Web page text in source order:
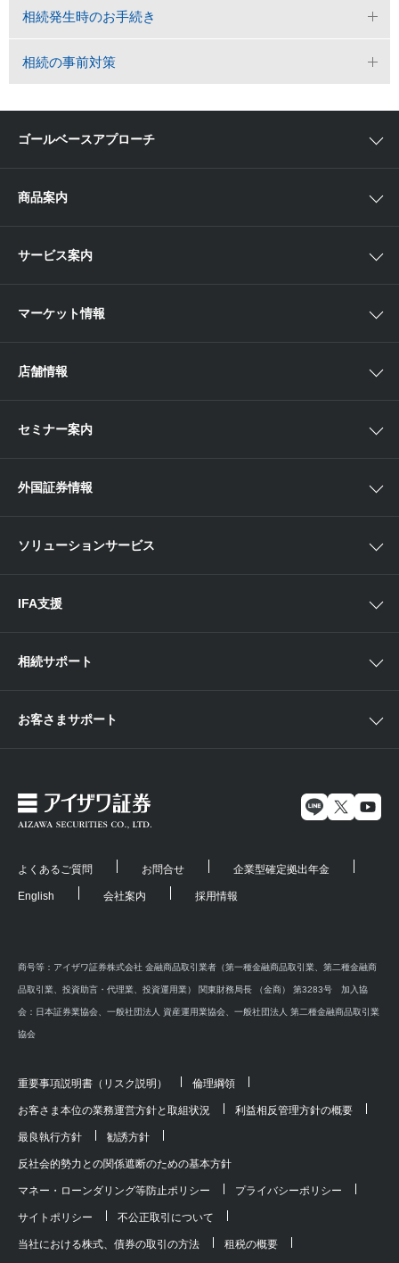
相続発生時のお手続き
相続の事前対策
ゴールベースアプローチ
αポート
商品案内
欧米株
ETF・ETN・REIT
ラップサービス
新商品情報
サービス案内
取引ツール
各種お手続き
便利なサービス
当社サービスのご利用にあたって
マーケット情報
店舗情報
近畿
セミナー案内
外国証券情報
ソリューションサービス
IFA支援
相続サポート
お客さまサポート
よくあるご質問 お問合せ 企業型確定拠出年金
English 会社案内 採用情報
商号等：アイザワ証券株式会社 金融商品取引業者（第一種金融商品取引業、第二種金融商
品取引業、投資助言・代理業、投資運用業） 関東財務局長 （金商） 第3283号 加入協
会：日本証券業協会、一般社団法人 資産運用業協会、一般社団法人 第二種金融商品取引業
協会
重要事項説明書（リスク説明） 倫理綱領
お客さま本位の業務運営方針と取組状況 利益相反管理方針の概要
最良執行方針 勧誘方針
反社会的勢力との関係遮断のための基本方針
マネー・ローンダリング等防止ポリシー プライバシーポリシー
サイトポリシー 不公正取引について
当社における株式、債券の取引の方法 租税の概要